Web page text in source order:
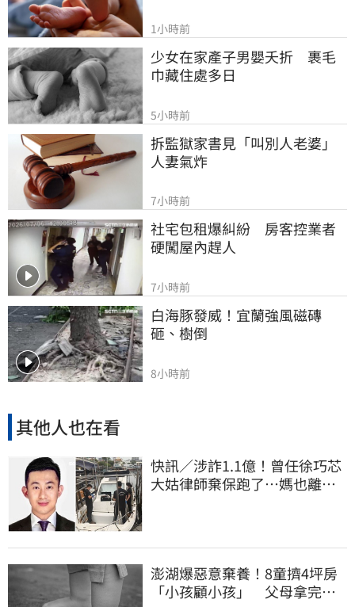
1小時前
少女在家產子男嬰夭折　裹毛
巾藏住處多日
5小時前
拆監獄家書見「叫別人老婆」
人妻氣炸
7小時前
社宅包租爆糾紛　房客控業者
硬闖屋內趕人
7小時前
白海豚發威！宜蘭強風磁磚
砸、樹倒
8小時前
其他人也在看
快訊／涉詐1.1億！曾任徐巧芯
大姑律師棄保跑了…媽也離
澎湖爆惡意棄養！8童擠4坪房
「小孩顧小孩」 父母拿完補